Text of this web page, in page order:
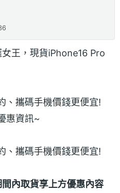
王，現貨iPhone16 Pro
、攜碼手機價錢更便宜!
惠資訊~
、攜碼手機價錢更便宜!
內取貨享上方優惠內容